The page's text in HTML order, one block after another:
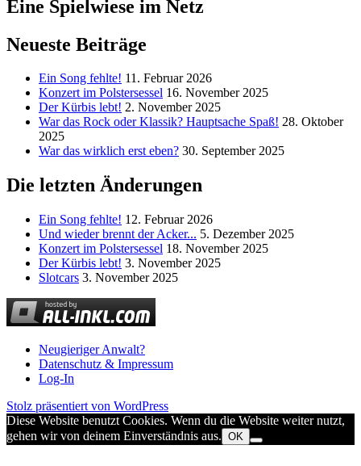
Eine Spielwiese im Netz
Neueste Beiträge
Ein Song fehlte! 11. Februar 2026
Konzert im Polstersessel 16. November 2025
Der Kürbis lebt! 2. November 2025
War das Rock oder Klassik? Hauptsache Spaß! 28. Oktober
2025
War das wirklich erst eben? 30. September 2025
Die letzten Änderungen
Ein Song fehlte! 12. Februar 2026
Und wieder brennt der Acker... 5. Dezember 2025
Konzert im Polstersessel 18. November 2025
Der Kürbis lebt! 3. November 2025
Slotcars 3. November 2025
Neugieriger Anwalt?
Datenschutz & Impressum
Log-In
Stolz präsentiert von WordPress
Diese Website benutzt Cookies. Wenn du die Website weiter nutzt,
gehen wir von deinem Einverständnis aus. OK